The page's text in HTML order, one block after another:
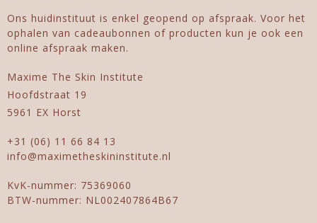
Ons huidinstituut is enkel geopend op afspraak. Voor het
ophalen van cadeaubonnen of producten kun je ook een
online afspraak maken.
Maxime The Skin Institute
Hoofdstraat 19
5961 EX Horst
+31 (06) 11 66 84 13
info@maximetheskininstitute.nl
KvK-nummer: 75369060
BTW-nummer: NL002407864B67